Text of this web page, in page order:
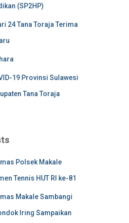
(SP2HP)
24 Tana Toraja Terima
19 Provinsi Sulawesi
Tana Toraja
Polsek Makale
Tennis HUT RI ke-81
Makale Sambangi
Iring Sampaikan